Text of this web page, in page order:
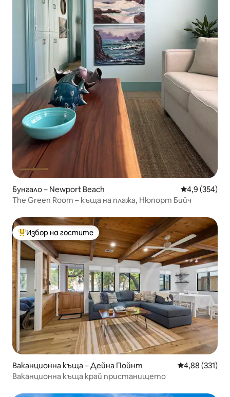
Бунгало – Newport Beach Средна
4,9 (354)
The Green Room – къща на плажа, Нюпорт Бийч
Най-популярен избор на гостите
Избор на гостите
Ваканционна къща – Дейна Пойнт Средна
4,88 (331)
Ваканционна къща край пристанището